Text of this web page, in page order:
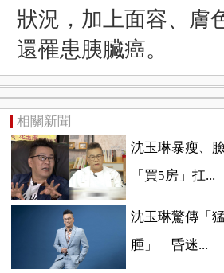
狀況，加上面容、膚
還罹患胰臟癌。
相關新聞
沈玉琳暴瘦、
「買5房」扛...
沈玉琳驚傳「
腫」 昏迷...